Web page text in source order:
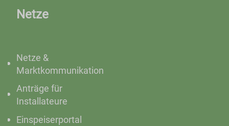
Netze
Netze &
Marktkommunikation
Anträge für
Installateure
Einspeiserportal